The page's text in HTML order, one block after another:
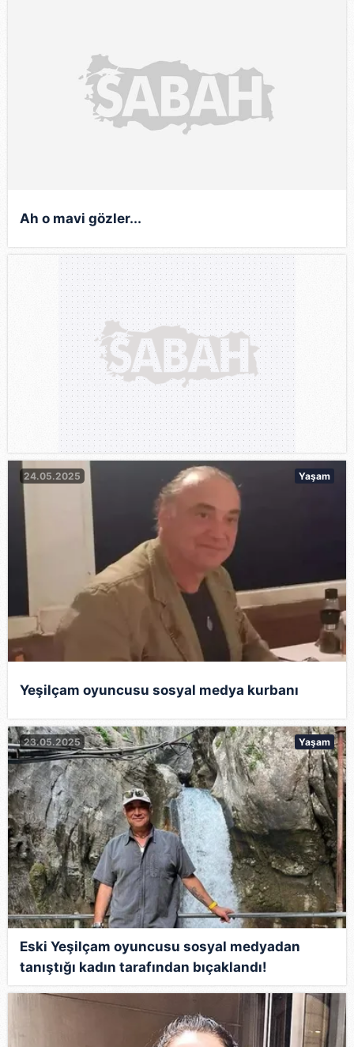
Ah o mavi gözler...
24.05.2025 Yaşam
Yeşilçam oyuncusu sosyal medya kurbanı
23.05.2025 Yaşam
Eski Yeşilçam oyuncusu sosyal medyadan
tanıştığı kadın tarafından bıçaklandı!